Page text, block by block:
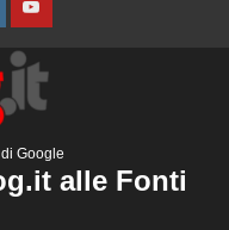
YouTube
Google
alle Fonti